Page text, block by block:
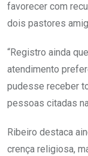
favorecer com
dois pastores
“Registro ainda
atendimento
pudesse receber
pessoas citadas
Ribeiro destaca
crença religiosa,